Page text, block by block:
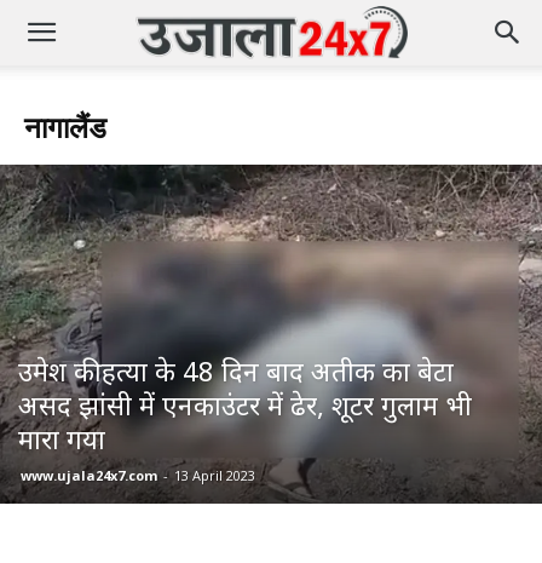
नागालैंड
उमेश की हत्या के 48 दिन बाद अतीक का बेटा
असद झांसी में एनकाउंटर में ढेर, शूटर गुलाम भी
मारा गया
www.ujala24x7.com - 13 April 2023